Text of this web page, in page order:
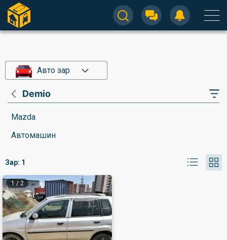
Авто зар
Demio
Mazda
Автомашин
Зар: 1
1 / 2